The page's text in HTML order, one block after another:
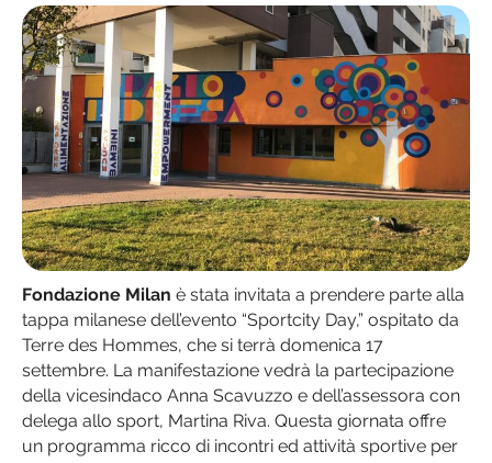
Fondazione Milan è stata invitata a prendere parte alla
tappa milanese dell’evento “Sportcity Day,” ospitato da
Terre des Hommes, che si terrà domenica 17
settembre. La manifestazione vedrà la partecipazione
della vicesindaco Anna Scavuzzo e dell’assessora con
delega allo sport, Martina Riva. Questa giornata offre
un programma ricco di incontri ed attività sportive per